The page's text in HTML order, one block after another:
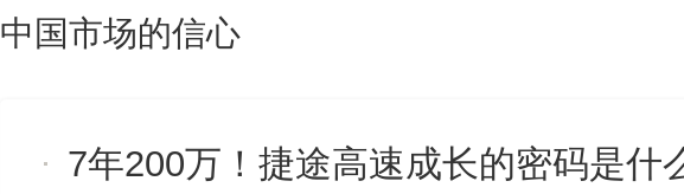
中国市场的信心
7年200万！捷途高速成长的密码是什